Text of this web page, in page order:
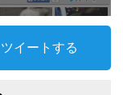
ツイートする